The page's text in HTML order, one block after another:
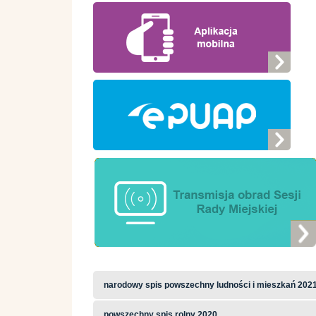
narodowy spis powszechny ludności i mieszkań